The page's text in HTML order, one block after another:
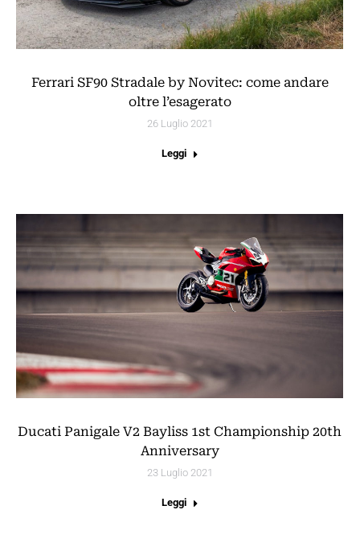
Ferrari SF90 Stradale by Novitec: come andare
oltre l’esagerato
26 Luglio 2021
Leggi
Ducati Panigale V2 Bayliss 1st Championship 20th
Anniversary
23 Luglio 2021
Leggi